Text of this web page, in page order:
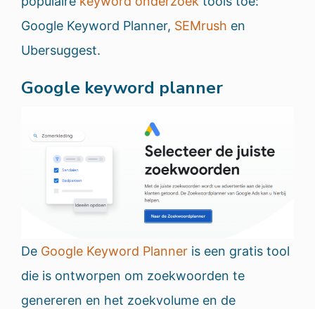
Google Keyword Planner, SEMrush en
Ubersuggest.
Google keyword planner
De Google Keyword Planner is een gratis tool
die is ontworpen om zoekwoorden te
genereren en het zoekvolume en de